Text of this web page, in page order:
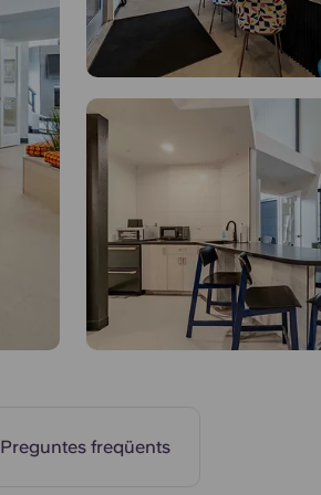
Piscina
Preguntes freqüents